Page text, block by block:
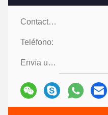
Contactos:
Teléfono:
Envía un fax.: